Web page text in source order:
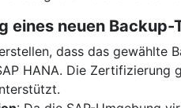
eines neuen Backup-
dass das gewählte
HANA. Die Zertifizierung